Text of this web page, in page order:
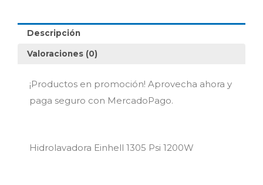
Descripción
Valoraciones (0)
¡Productos en promoción! Aprovecha ahora y
paga seguro con MercadoPago.
Hidrolavadora Einhell 1305 Psi 1200W